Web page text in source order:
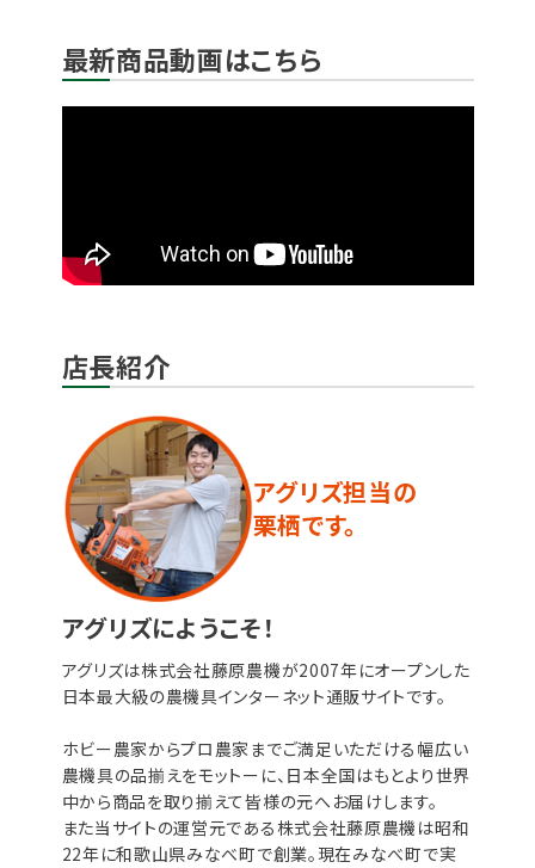
最新商品動画はこちら
店長紹介
アグリズ担当の
栗栖です。
アグリズにようこそ！
アグリズは株式会社藤原農機が2007年にオープンした
日本最大級の農機具インターネット通販サイトです。
ホビー農家からプロ農家までご満足いただける幅広い
農機具の品揃えをモットーに、日本全国はもとより世界
中から商品を取り揃えて皆様の元へお届けします。
また当サイトの運営元である株式会社藤原農機は昭和
22年に和歌山県みなべ町で創業。現在みなべ町で実